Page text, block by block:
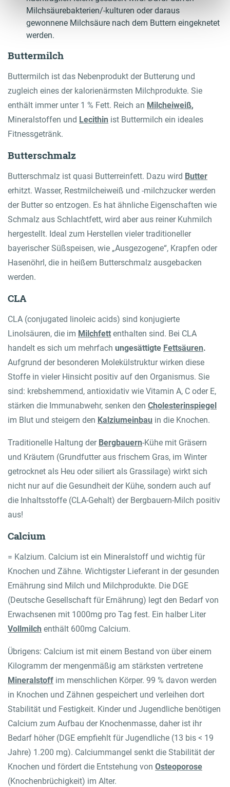
Milchsäurebakterien/-kulturen oder daraus
gewonnene Milchsäure nach dem Buttern eingeknetet
werden.
Buttermilch
Buttermilch ist das Nebenprodukt der Butterung und
zugleich eines der kalorienärmsten Milchprodukte. Sie
enthält immer unter 1 % Fett. Reich an Milcheiweiß,
Mineralstoffen und Lecithin ist Buttermilch ein ideales
Fitnessgetränk.
Butterschmalz
Butterschmalz ist quasi Butterreinfett. Dazu wird Butter
erhitzt. Wasser, Restmilcheiweiß und -milchzucker werden
der Butter so entzogen. Es hat ähnliche Eigenschaften wie
Schmalz aus Schlachtfett, wird aber aus reiner Kuhmilch
hergestellt. Ideal zum Herstellen vieler traditioneller
bayerischer Süßspeisen, wie „Ausgezogene“, Krapfen oder
Hasenöhrl, die in heißem Butterschmalz ausgebacken
werden.
CLA
CLA (conjugated linoleic acids) sind konjugierte
Linolsäuren, die im Milchfett enthalten sind. Bei CLA
handelt es sich um mehrfach ungesättigte Fettsäuren.
Aufgrund der besonderen Molekülstruktur wirken diese
Stoffe in vieler Hinsicht positiv auf den Organismus. Sie
sind: krebshemmend, antioxidativ wie Vitamin A, C oder E,
stärken die Immunabwehr, senken den Cholesterinspiegel
im Blut und steigern den Kalziumeinbau in die Knochen.
Traditionelle Haltung der Bergbauern-Kühe mit Gräsern
und Kräutern (Grundfutter aus frischem Gras, im Winter
getrocknet als Heu oder siliert als Grassilage) wirkt sich
nicht nur auf die Gesundheit der Kühe, sondern auch auf
die Inhaltsstoffe (CLA-Gehalt) der Bergbauern-Milch positiv
aus!
Calcium
= Kalzium. Calcium ist ein Mineralstoff und wichtig für
Knochen und Zähne. Wichtigster Lieferant in der gesunden
Ernährung sind Milch und Milchprodukte. Die DGE
(Deutsche Gesellschaft für Ernährung) legt den Bedarf von
Erwachsenen mit 1000mg pro Tag fest. Ein halber Liter
Vollmilch enthält 600mg Calcium.
Übrigens: Calcium ist mit einem Bestand von über einem
Kilogramm der mengenmäßig am stärksten vertretene
Mineralstoff im menschlichen Körper. 99 % davon werden
in Knochen und Zähnen gespeichert und verleihen dort
Stabilität und Festigkeit. Kinder und Jugendliche benötigen
Calcium zum Aufbau der Knochenmasse, daher ist ihr
Bedarf höher (DGE empfiehlt für Jugendliche (13 bis < 19
Jahre) 1.200 mg). Calciummangel senkt die Stabilität der
Knochen und fördert die Entstehung von Osteoporose
(Knochenbrüchigkeit) im Alter.